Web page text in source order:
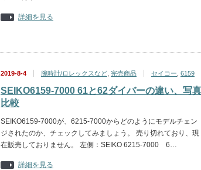
詳細を見る
2019-8-4 腕時計/ロレックスなど 完売商品 セイコー 6159
SEIKO6159-7000 61と62ダイバーの違い、写真
比較
SEIKO6159-7000が、6215-7000からどのようにモデルチェン
ジされたのか、チェックしてみましょう。 売り切れており、現
在販売しておりません。 左側：SEIKO 6215-7000 6…
詳細を見る